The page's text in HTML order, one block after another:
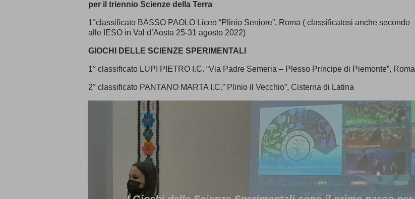
per il triennio Scienze della Terra
1°classificato BASSO PAOLO Liceo “Plinio Seniore”, Roma ( classificatosi anche secondo
alle IESO in Val d’Aosta 25-31 agosto 2022)
GIOCHI DELLE SCIENZE SPERIMENTALI
1° classificato LUPI PIETRO I.C. “Via Padre Semeria – Plesso Principe di Piemonte”, Roma
2° classificato PANTANO MARTA I.C.” Plinio il Vecchio”, Cisterna di Latina